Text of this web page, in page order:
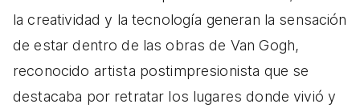
la creatividad y la tecnología generan la sensación
de estar dentro de las obras de Van Gogh,
reconocido artista postimpresionista que se
destacaba por retratar los lugares donde vivió y